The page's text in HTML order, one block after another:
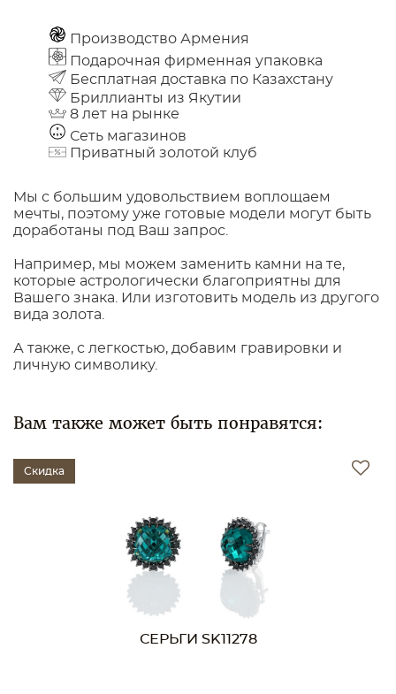
Производство Армения
Подарочная фирменная упаковка
Бесплатная доставка по Казахстану
Бриллианты из Якутии
8 лет на рынке
Сеть магазинов
Приватный золотой клуб
Мы с большим удовольствием воплощаем
мечты, поэтому уже готовые модели могут быть
доработаны под Ваш запрос.
Например, мы можем заменить камни на те,
которые астрологически благоприятны для
Вашего знака. Или изготовить модель из другого
вида золота.
А также, с легкостью, добавим гравировки и
личную символику.
Вам также может быть понравятся:
СЕРЬГИ SK11256